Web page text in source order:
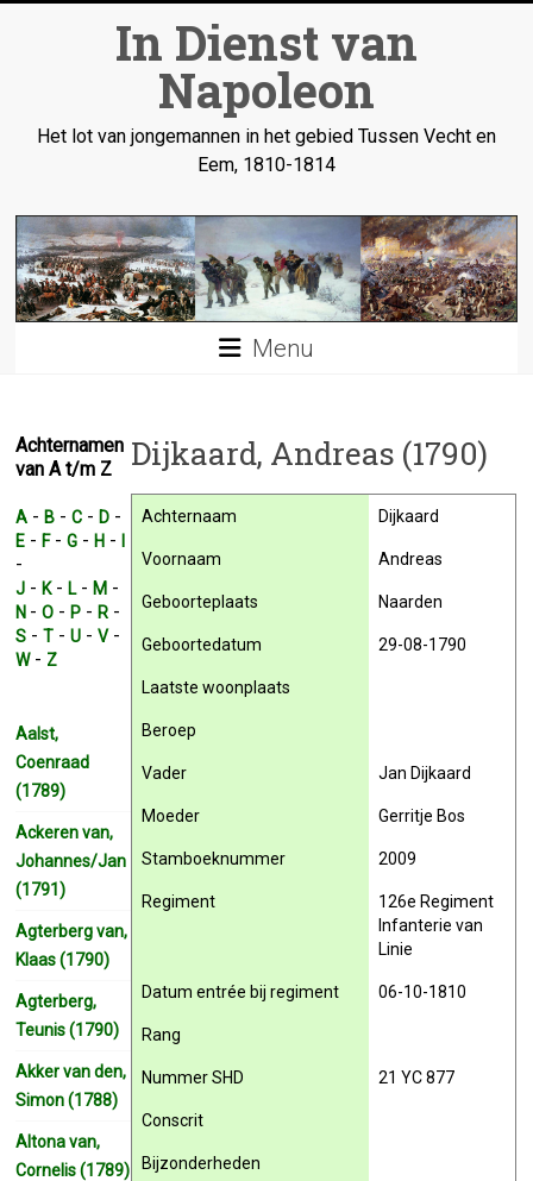
In Dienst van
Napoleon
Het lot van jongemannen in het gebied Tussen Vecht en
Eem, 1810-1814
Menu
Dijkaard, Andreas (1790)
Achternaam Dijkaard
Voornaam Andreas
Geboorteplaats Naarden
Geboortedatum 29-08-1790
Laatste woonplaats
Beroep
Vader Jan Dijkaard
Moeder Gerritje Bos
Stamboeknummer 2009
Regiment
126e Regiment
Infanterie van
Linie
Datum entrée bij regiment 06-10-1810
Rang
Nummer SHD 21 YC 877
Conscrit
Bijzonderheden
Achternamen
van A t/m Z
A -B -C -D -
E -F-G -H -
-
J -K-L-M -
N -O -P -R -
S -T -U -V-
W- Z
Aalst,
Coenraad
(1789)
Ackeren van,
Johannes/Jan
(1791)
Agterberg van,
Klaas (1790)
Agterberg,
Teunis (1790)
Akker van den,
Simon (1788)
Altona van,
Cornelis (1789)